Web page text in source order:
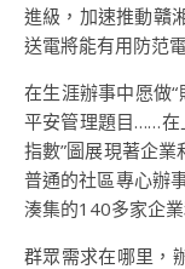
進級，加速推動贛
送電將能有用防范
在生涯辦事中愿做
平安管理題目……在
指數”圖展現著企業
普通的社區專心辦
湊集的140多家企
群眾需求在哪里，